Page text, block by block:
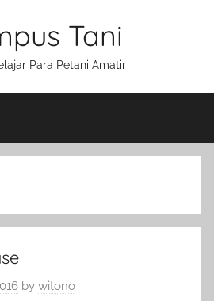
Tani
Para Petani Amatir
by witono